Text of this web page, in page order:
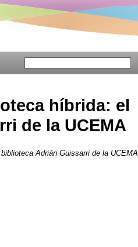
híbrida: el
de la UCEMA
Adrián Guissarri de la UCEMA.